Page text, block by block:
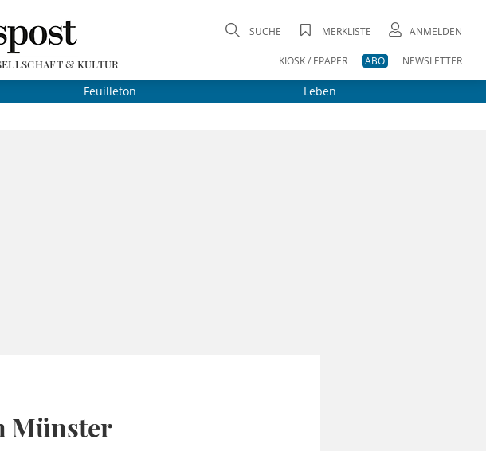
& KULTUR
SUCHE MERKLISTE ANMELDEN
KIOSK / EPAPER ABO NEWSLETTER
Feuilleton Leben
Münster